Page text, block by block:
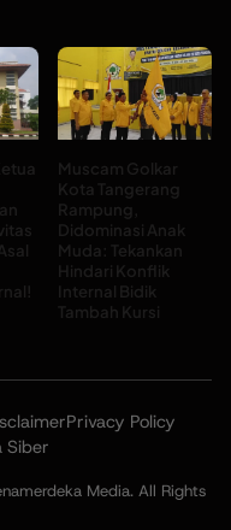
Muscam Golkar
Kota Tangerang
Rampung,
Didominasi Anak
Muda: Tekankan
Hindari Konflik
Internal Bidik
Tambah Kursi
Privacy Policy
Siber
Media. All Rights